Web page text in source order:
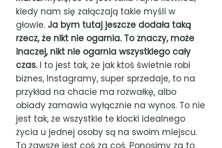
kiedy nam się załączają takie myśli w
głowie. Ja bym tutaj jeszcze dodała taką
rzecz, że nikt nie ogarnia. To znaczy, może
inaczej, nikt nie ogarnia wszystkiego cały
czas.I to jest tak, że jak ktoś świetnie robi
biznes, Instagramy, super sprzedaje, to na
przykład na chacie ma rozwałkę, albo
obiady zamawia wyłącznie na wynos. To nie
jest tak, że wszystkie te klocki idealnego
życia u jednej osoby są na swoim miejscu.
To zawsze jest coś za coś. Ponosimy za to